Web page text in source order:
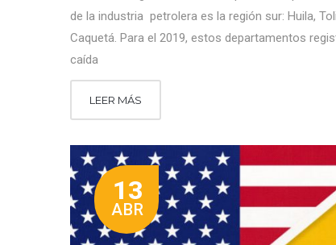
de la industria petrolera es la región sur: Huila,
Caquetá. Para el 2019, estos departamentos
caída
LEER MÁS
13
ABR